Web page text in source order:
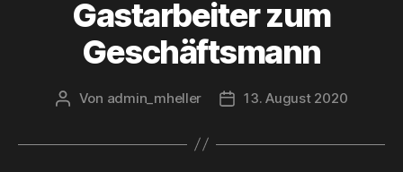
Gast­ar­bei­ter zum
Geschäftsmann
Beitragsautor
Von admin_mheller Veröffentlichungsdatum
13. August 2020